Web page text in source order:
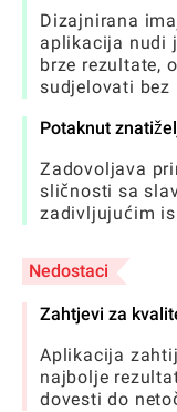
Dizajnirana
aplikacija nudi
brze rezultate,
sudjelovati bez
Potaknut
Zadovoljava
sličnosti sa
zadivljujućim
Nedostaci
Zahtjevi za
Aplikacija
najbolje
dovesti do